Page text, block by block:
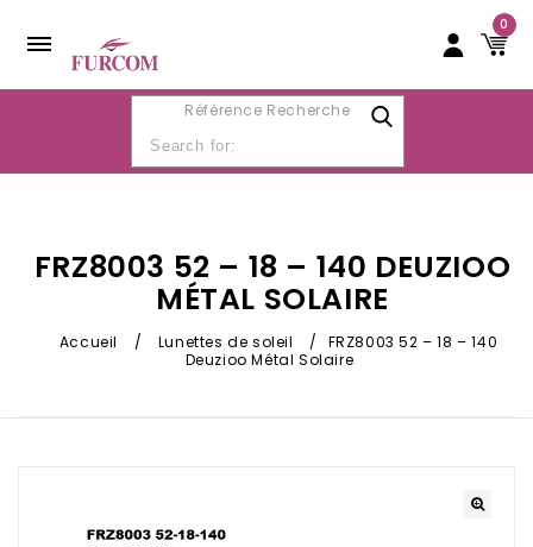
0
Référence Recherche
FRZ8003 52 – 18 – 140 DEUZIOO
MÉTAL SOLAIRE
Accueil / Lunettes de soleil /
FRZ8003 52 – 18 – 140
Deuzioo Métal Solaire